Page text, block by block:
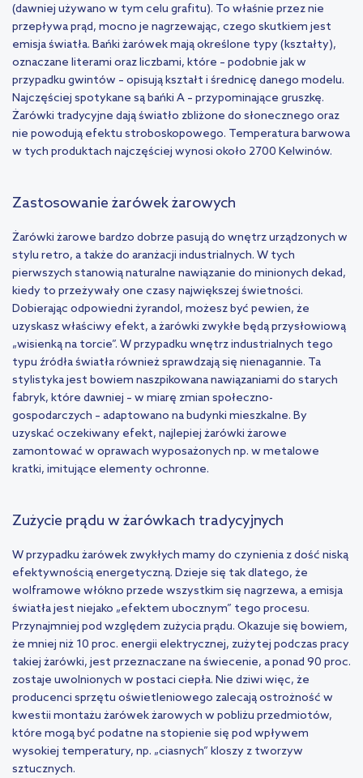
(dawniej używano w tym celu grafitu). To właśnie przez nie
przepływa prąd, mocno je nagrzewając, czego skutkiem jest
emisja światła. Bańki żarówek mają określone typy (kształty),
oznaczane literami oraz liczbami, które – podobnie jak w
przypadku gwintów – opisują kształt i średnicę danego modelu.
Najczęściej spotykane są bańki A – przypominające gruszkę.
Żarówki tradycyjne dają światło zbliżone do słonecznego oraz
nie powodują efektu stroboskopowego. Temperatura barwowa
w tych produktach najczęściej wynosi około 2700 Kelwinów.
Zastosowanie żarówek żarowych
Żarówki żarowe bardzo dobrze pasują do wnętrz urządzonych w
stylu retro, a także do aranżacji industrialnych. W tych
pierwszych stanowią naturalne nawiązanie do minionych dekad,
kiedy to przeżywały one czasy największej świetności.
Dobierając odpowiedni żyrandol, możesz być pewien, że
uzyskasz właściwy efekt, a żarówki zwykłe będą przysłowiową
„wisienką na torcie”. W przypadku wnętrz industrialnych tego
typu źródła światła również sprawdzają się nienagannie. Ta
stylistyka jest bowiem naszpikowana nawiązaniami do starych
fabryk, które dawniej – w miarę zmian społeczno-
gospodarczych – adaptowano na budynki mieszkalne. By
uzyskać oczekiwany efekt, najlepiej żarówki żarowe
zamontować w oprawach wyposażonych np. w metalowe
kratki, imitujące elementy ochronne.
Zużycie prądu w żarówkach tradycyjnych
W przypadku żarówek zwykłych mamy do czynienia z dość niską
efektywnością energetyczną. Dzieje się tak dlatego, że
wolframowe włókno przede wszystkim się nagrzewa, a emisja
światła jest niejako „efektem ubocznym” tego procesu.
Przynajmniej pod względem zużycia prądu. Okazuje się bowiem,
że mniej niż 10 proc. energii elektrycznej, zużytej podczas pracy
takiej żarówki, jest przeznaczane na świecenie, a ponad 90 proc.
zostaje uwolnionych w postaci ciepła. Nie dziwi więc, że
producenci sprzętu oświetleniowego zalecają ostrożność w
kwestii montażu żarówek żarowych w pobliżu przedmiotów,
które mogą być podatne na stopienie się pod wpływem
wysokiej temperatury, np. „ciasnych” kloszy z tworzyw
sztucznych.